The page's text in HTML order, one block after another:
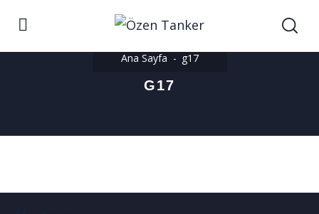
Ana Sayfa g17
G17